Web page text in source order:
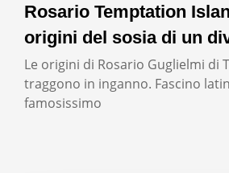
Rosario Temptation
origini del sosia di un
Le origini di Rosario Guglielmi di
traggono in inganno. Fascino
famosissimo